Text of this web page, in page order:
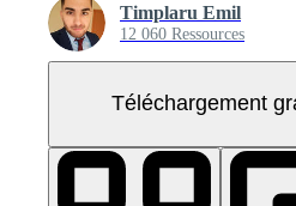
Timplaru Emil
12 060 Ressources
Téléchargement